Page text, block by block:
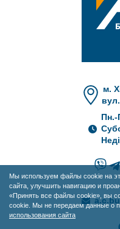
Мы используем файлы cookie на
сайта, улучшить навигацию и
«Принять все файлы cookie», вы
cookie. Мы не передаем данные о
использования сайта
м.
Пн.-